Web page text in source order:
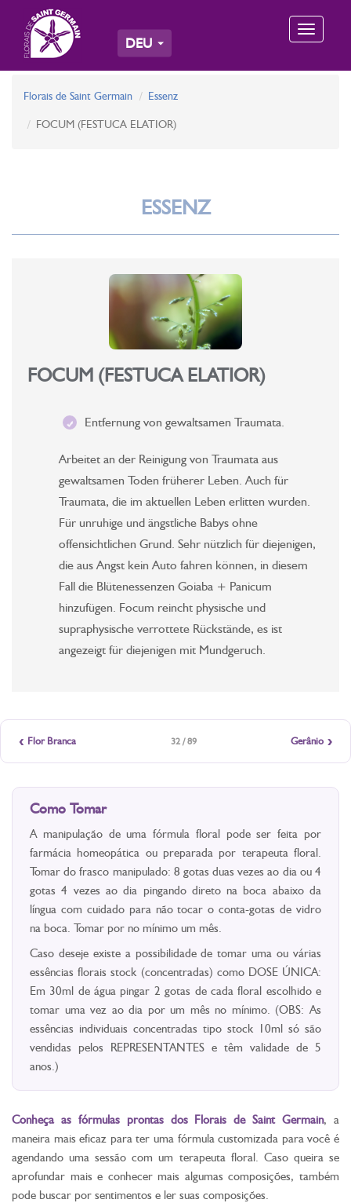
Toggle
DEU
Florais de Saint Germain Essenz
FOCUM (FESTUCA ELATIOR)
ESSENZ
FOCUM (FESTUCA ELATIOR)
Entfernung von gewaltsamen Traumata.
Arbeitet an der Reinigung von Traumata aus
gewaltsamen Toden früherer Leben. Auch für
Traumata, die im aktuellen Leben erlitten wurden.
Für unruhige und ängstliche Babys ohne
offensichtlichen Grund. Sehr nützlich für diejenigen,
die aus Angst kein Auto fahren können, in diesem
Fall die Blütenessenzen Goiaba + Panicum
hinzufügen. Focum reincht physische und
supraphysische verrottete Rückstände, es ist
angezeigt für diejenigen mit Mundgeruch.
‹ Flor Branca 32 / 89 Gerânio ›
Como Tomar
A manipulação de uma fórmula floral pode ser feita por
farmácia homeopática ou preparada por terapeuta floral.
Tomar do frasco manipulado: 8 gotas duas vezes ao dia ou 4
gotas 4 vezes ao dia pingando direto na boca abaixo da
língua com cuidado para não tocar o conta-gotas de vidro
na boca. Tomar por no mínimo um mês.
Caso deseje existe a possibilidade de tomar uma ou várias
essências florais stock (concentradas) como DOSE ÚNICA:
Em 30ml de água pingar 2 gotas de cada floral escolhido e
tomar uma vez ao dia por um mês no mínimo. (OBS: As
essências individuais concentradas tipo stock 10ml só são
vendidas pelos REPRESENTANTES e têm validade de 5
anos.)
Conheça as fórmulas prontas dos Florais de Saint Germain, a
maneira mais eficaz para ter uma fórmula customizada para você é
agendando uma sessão com um terapeuta floral. Caso queira se
aprofundar mais e conhecer mais algumas composições, também
pode buscar por sentimentos e ler suas composições.